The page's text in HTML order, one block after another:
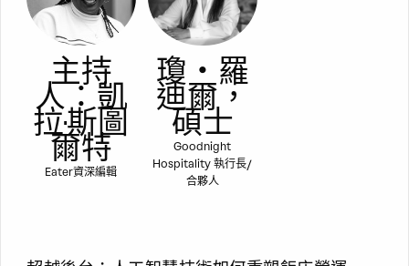
主持
人：凱
拉·斯圖
爾特
Eater資深編輯
瓊‧羅
迪爾，
碩士
Goodnight
Hospitality 執行長/
合夥人